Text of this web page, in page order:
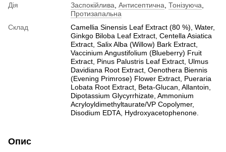
Дія Заспокійлива Антисептична Тонізуюча
Протизапальна
Склад
Camellia Sinensis Leaf Extract (80 %), Water,
Ginkgo Biloba Leaf Extract, Centella Asiatica
Extract, Salix Alba (Willow) Bark Extract,
Vaccinium Angustifolium (Blueberry) Fruit
Extract, Pinus Palustris Leaf Extract, Ulmus
Davidiana Root Extract, Oenothera Biennis
(Evening Primrose) Flower Extract, Pueraria
Lobata Root Extract, Beta-Glucan, Allantoin,
Dipotassium Glycyrrhizate, Ammonium
Acryloyldimethyltaurate/VP Copolymer,
Disodium EDTA, Hydroxyacetophenone.
Опис